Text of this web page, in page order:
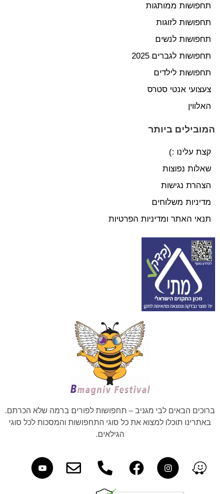
תחפושות ממותגות
תחפושות לזוגות
תחפושות לנשים
תחפושות לגברים 2025
תחפושות לילדים
צעצועי אנטי סטרס
האלווין
המובילים ביותר
קצת עלינו :)
שאלות נפוצות
הצהרת נגישות
מדיניות משלוחים
תנאי האתר ומדיניות הפרטיות
ברוכים הבאים לבי מגניב – תחפושות לפורים ברמה שלא הכרתם.
באתרינו תוכלו למצוא את כל סוגי התחפושות והמסכות לכל סוגי
הגילאים.